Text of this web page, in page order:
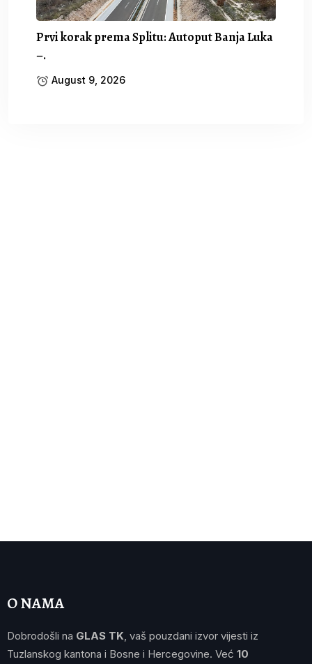
Prvi korak prema Splitu: Autoput Banja Luka
–.
August 9, 2026
O NAMA
Dobrodošli na GLAS TK , vaš pouzdani izvor vijesti iz
Tuzlanskog kantona i Bosne i Hercegovine. Već 10